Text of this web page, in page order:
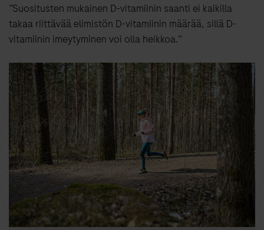
”Suositusten mukainen D-vitamiinin saanti ei kaikilla
takaa riittävää elimistön D-vitamiinin määrää, sillä D-
vitamiinin imeytyminen voi olla heikkoa.”